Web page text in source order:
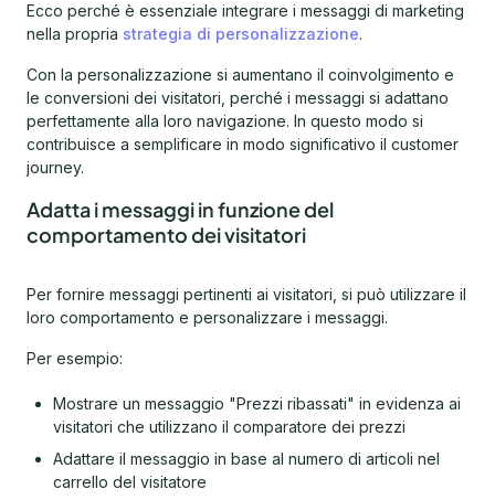
Ecco perché è essenziale integrare i messaggi di marketing
nella propria strategia di personalizzazione.
Con la personalizzazione si aumentano il ​​coinvolgimento e
le conversioni dei visitatori, perché i messaggi si adattano
perfettamente alla loro navigazione. In questo modo si
contribuisce a semplificare in modo significativo il customer
journey.
Adatta i messaggi in funzione del
comportamento dei visitatori
Per fornire messaggi pertinenti ai visitatori, si può utilizzare il
loro comportamento e personalizzare i messaggi.
Per esempio:
Mostrare un messaggio "Prezzi ribassati" in evidenza ai
visitatori che utilizzano il comparatore dei prezzi
Adattare il messaggio in base al numero di articoli nel
carrello del visitatore